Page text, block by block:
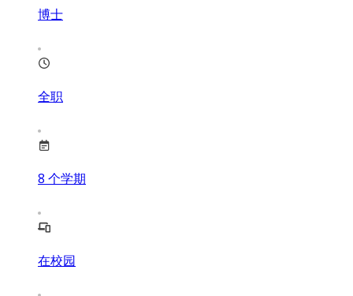
博士
全职
8 个学期
在校园